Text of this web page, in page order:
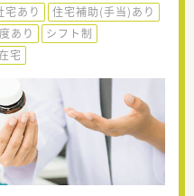
宅あり
住宅補助(手当)あり
あり
シフト制
宅